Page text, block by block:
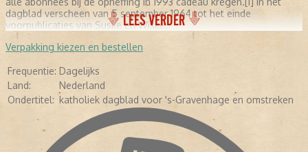
dagblad verscheen van 5 september 1964 tot het einde
voorpublicaties van Suske en Wiske.
LEES VERDER
Verpakking kiezen en bestellen
Frequentie: Dagelijks
Land:
Nederland
Ondertitel: katholiek dagblad voor 's-Gravenhage en omstreken